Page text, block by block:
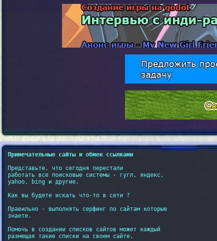
Примечательные сайты и обмен ссылками
Представьте, что сегодня перестали
работать все поисковые системы - гугл, яндекс,
yahoo, bing и другие.
Как вы будете искать что-то в сети ?
Правильно - выполнять серфинг по сайтам которые
знаете.
Помочь в создании списков сайтов может каждый
размещая такие списки на своем сайте.